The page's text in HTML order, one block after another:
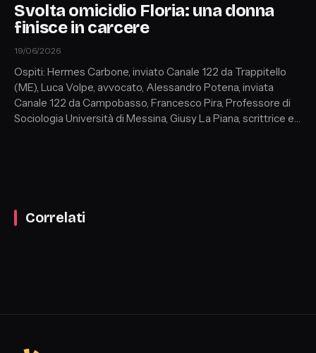
Svolta omicidio Floria: una donna
finisce in carcere
19/06/2026
Ospiti: Hermes Carbone, inviato Canale 122 da Trappitello
(ME), Luca Volpe, avvocato, Alessandro Potena, inviata
Canale 122 da Campobasso, Francesco Pira, Professore di
Sociologia Università di Messina, Giusy La Piana, scrittrice e
Correlati